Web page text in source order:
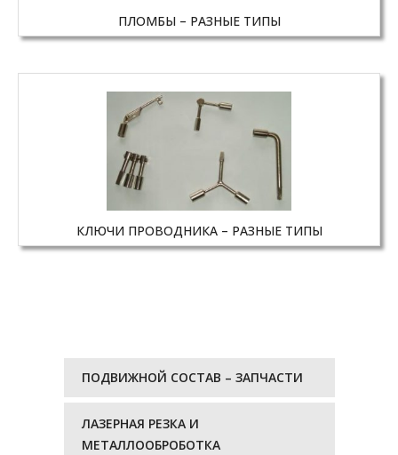
ПЛОМБЫ – РАЗНЫЕ ТИПЫ
КЛЮЧИ ПРОВОДНИКА – РАЗНЫЕ ТИПЫ
ПОДВИЖНОЙ СОСТАВ – ЗАПЧАСТИ
ЛАЗЕРНАЯ РЕЗКА И
МЕТАЛЛООБРОБОТКА